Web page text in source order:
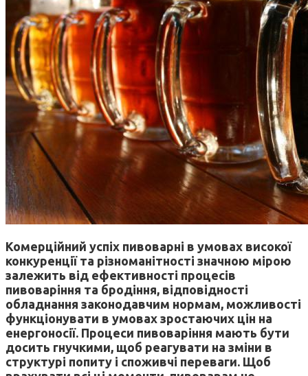
Комерційний успіх пивоварні в умовах високої
конкуренції та різноманітності значною мірою
залежить від ефективності процесів
пивоваріння та бродіння, відповідності
обладнання законодавчим нормам, можливості
функціонувати в умовах зростаючих цін на
енергоносії. Процеси пивоваріння мають бути
досить гнучкими, щоб реагувати на зміни в
структурі попиту і споживчі переваги. Щоб